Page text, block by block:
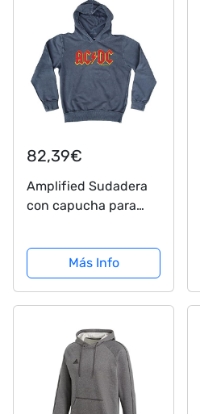
82,39€
Amplified Sudadera
con capucha para
ACDC Logo Rock Star
Vintage gris M
Más Info